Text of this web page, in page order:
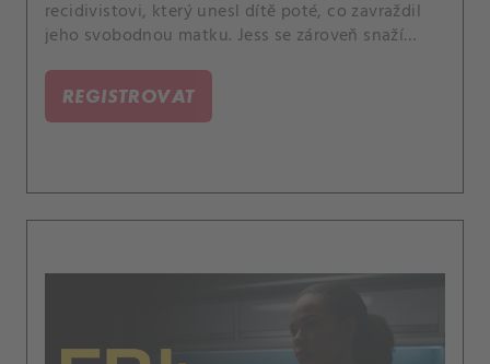
recidivistovi, který unesl dítě poté, co zavraždil
jeho svobodnou matku. Jess se zároveň snaží
došlo při jeho posledním setkání se Sarah.
REGISTROVAT